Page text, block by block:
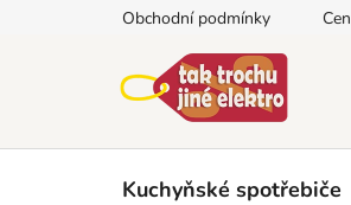
Obchodní podmínky
Kuchyňské spotřebiče